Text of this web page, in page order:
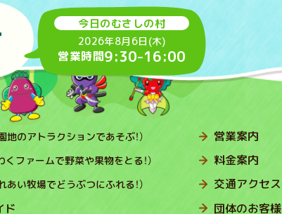
今日のむさしの村
2026年8月6日(木)
営業時間9:30-16:00
地のアトラクションであそぶ！）
くファームで野菜や果物をとる！）
あい牧場でどうぶつにふれる！）
ド
営業案内
料金案内
交通アクセス
団体のお客様